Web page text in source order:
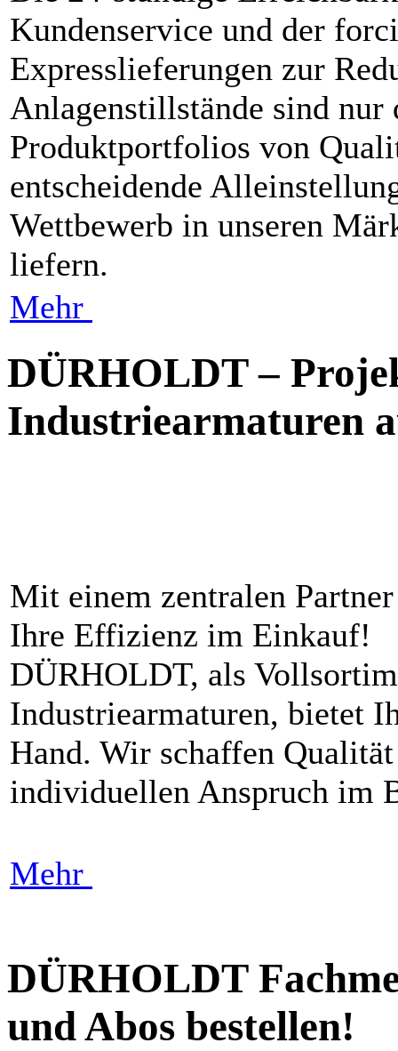
Kundenservice und der
Expresslieferungen zur
Anlagenstillstände sind nur
Produktportfolios von
entscheidende
Wettbewerb in unseren
liefern.
Mehr
DÜRHOLDT –
Industriearmaturen
Mit einem zentralen
Ihre Effizienz im Einkauf!
DÜRHOLDT, als
Industriearmaturen, bietet
Hand. Wir schaffen
individuellen Anspruch im
Mehr
DÜRHOLDT
und Abos bestellen!